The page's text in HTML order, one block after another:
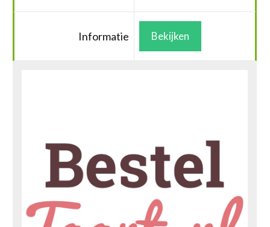
Informatie Bekijken